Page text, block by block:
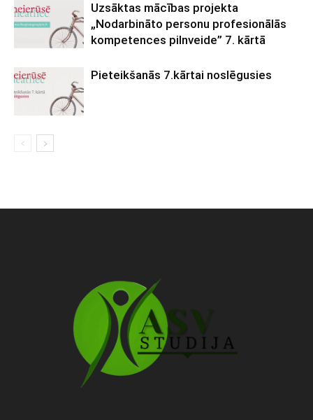
Uzsāktas mācības projekta
„Nodarbināto personu profesionālās
kompetences pilnveide” 7. kārtā
Pieteikšanās 7.kārtai noslēgusies